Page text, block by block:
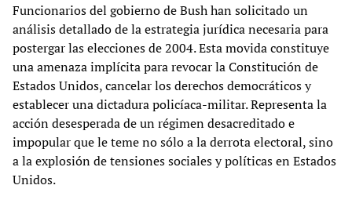
Funcionarios del gobierno de Bush han solicitado un
análisis detallado de la estrategia jurídica necesaria para
postergar las elecciones de 2004. Esta movida constituye
una amenaza implícita para revocar la Constitución de
Estados Unidos, cancelar los derechos democráticos y
establecer una dictadura policíaca-militar. Representa la
acción desesperada de un régimen desacreditado e
impopular que le teme no sólo a la derrota electoral, sino
a la explosión de tensiones sociales y políticas en Estados
Unidos.